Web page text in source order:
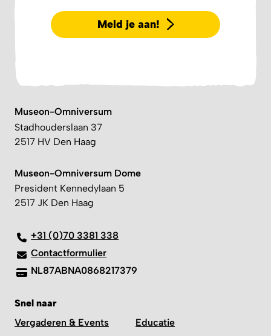
Meld je aan!
Museon-Omniversum
Stadhouderslaan 37
2517 HV Den Haag
Museon-Omniversum Dome
President Kennedylaan 5
2517 JK Den Haag
+31 (0)70 3381 338
Contactformulier
NL87ABNA0868217379
Snel naar
Vergaderen & Events
Educatie